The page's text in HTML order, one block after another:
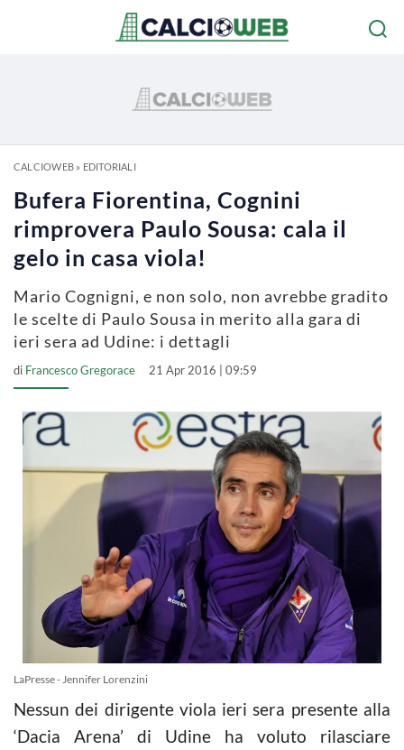
CALCIOWEB» EDITORIALI
Bufera Fiorentina, Cognini
rimprovera Paulo Sousa: cala il
gelo in casa viola!
Mario Cognigni, e non solo, non avrebbe gradito
le scelte di Paulo Sousa in merito alla gara di
ieri sera ad Udine: i dettagli
di Francesco Gregorace 21 Apr 2016 | 09:59
LaPresse - Jennifer Lorenzini
Nessun dei dirigente viola ieri sera presente alla
‘Dacia Arena’ di Udine ha voluto rilasciare